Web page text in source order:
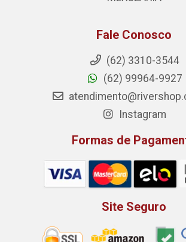
Fale Conosco
(62) 3310-3544
(62) 99964-9927
Instagram
Formas de
Site Seguro